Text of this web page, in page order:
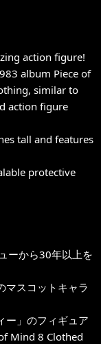
action figure!
album Piece of
similar to
action figure
tall and features
protective
ーから30年以上を
マスコットキャラ
ー」のフィギュア
Mind 8 Clothed